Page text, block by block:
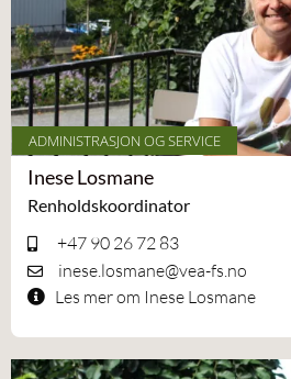
ADMINISTRASJON OG SERVICE
Inese Losmane
Renholdskoordinator
+47 90 26 72 83
inese.losmane@vea-fs.no
Les mer om Inese Losmane